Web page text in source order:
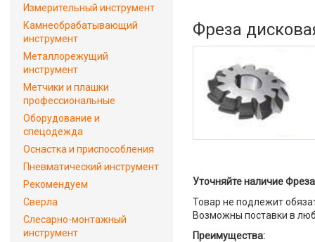
Фреза
Уточняйте наличие
Товар не подлежит
Возможны поставки в
Преимущества:
Измерительный инструмент
Камнеобрабатывающий
инструмент
Металлорежущий
инструмент
Метчики и плашки
профессиональные
Оборудование и
спецодежда
Оснастка и приспособления
Пневматический инструмент
Рекомендуем
Сверла
Слесарно-монтажный
инструмент